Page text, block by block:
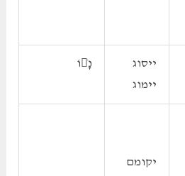
ייסוג
יימוג
נָֹוֹ
יקומם